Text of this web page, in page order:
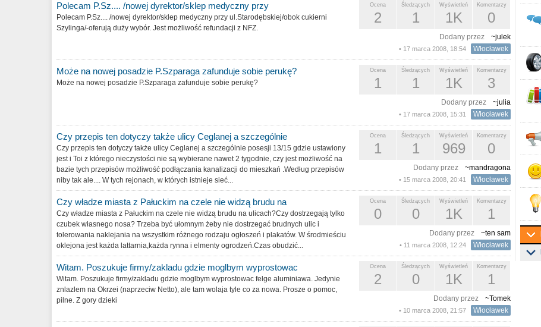
Polecam P.Sz.... /nowej dyrektor/sklep medyczny przy
Polecam P.Sz.... /nowej dyrektor/sklep medyczny przy ul.Starodębskiej/obok cukierni
Szylinga/-oferują duży wybór. Jest możliwość refundacji z NFZ.
Komentarzy
0
Wyświetleń
1K
Śledzących
1
Ocena
2
Dodany przez ~julek
• 17 marca 2008, 18:54 Włocławek
Może na nowej posadzie P.Szparaga zafunduje sobie perukę?
Może na nowej posadzie P.Szparaga zafunduje sobie perukę?
Komentarzy
3
Wyświetleń
1K
Śledzących
1
Ocena
1
Dodany przez ~julia
• 17 marca 2008, 15:31 Włocławek
Czy przepis ten dotyczy także ulicy Ceglanej a szczególnie
Czy przepis ten dotyczy także ulicy Ceglanej a szczególnie posesji 13/15 gdzie ustawiony
jest i Toi z którego nieczystości nie są wybierane nawet 2 tygodnie, czy jest możliwość na
bazie tych przepisów możliwość podłączania kanalizacji do mieszkań .Według przepisów
niby tak ale.... W tych rejonach, w których istnieje sieć...
Komentarzy
0
Wyświetleń
969
Śledzących
1
Ocena
1
Dodany przez ~mandragona
• 15 marca 2008, 20:41 Włocławek
Czy władze miasta z Pałuckim na czele nie widzą brudu na
Czy władze miasta z Pałuckim na czele nie widzą brudu na ulicach?Czy dostrzegają tylko
czubek własnego nosa? Trzeba być ułomnym żeby nie dostrzegać brudnych ulic i
tolerowania naklejania na wszystkim różnego rodzaju ogłoszeń i plakatów. W środmieściu
oklejona jest każda lattarnia,każda rynna i elmenty ogrodzeń.Czas obudzić...
Komentarzy
1
Wyświetleń
1K
Śledzących
0
Ocena
0
Dodany przez ~ten sam
• 11 marca 2008, 12:24 Włocławek
Witam. Poszukuje firmy/zakladu gdzie moglbym wyprostowac
Witam. Poszukuje firmy/zakladu gdzie moglbym wyprostowac felge aluminiawa. Jedynie
znlazlem na Okrzei (naprzeciw Netto), ale tam wolaja tyle co za nowa. Prosze o pomoc,
pilne. Z gory dzieki
Komentarzy
1
Wyświetleń
1K
Śledzących
0
Ocena
2
Dodany przez ~Tomek
• 10 marca 2008, 21:57 Włocławek